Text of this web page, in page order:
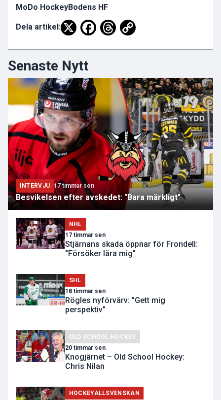
MoDo HockeyBodens HF
Dela artikel:
Senaste Nytt
INTERVJU 17 timmar sen
Besvikelsen efter avskedet: "Bara märkligt"
NHL
17 timmar sen
Stjärnans skada öppnar för Frondell:
"Försöker lära mig"
SHL
18 timmar sen
Rögles nyförvärv: "Gett mig
perspektiv"
OLD SCHOOL HOCKEY
20 timmar sen
Knogjärnet – Old School Hockey:
Chris Nilan
HOCKEYALLSVENSKAN